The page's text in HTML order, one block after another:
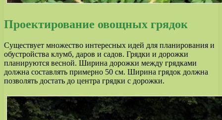
Проектирование овощных грядок
Существует множество интересных идей для планирования и
обустройства клумб, даров и садов. Грядки и дорожки
планируются весной. Ширина дорожки между грядками
должна составлять примерно 50 см. Ширина грядок должна
позволять достать до центра грядки с дорожки.